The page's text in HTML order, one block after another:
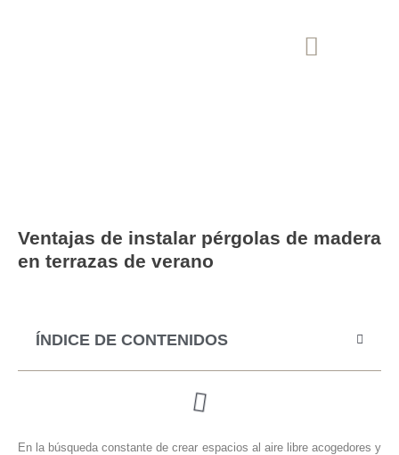
Ventajas de instalar pérgolas de madera
en terrazas de verano
ÍNDICE DE CONTENIDOS
En la búsqueda constante de crear espacios al aire libre acogedores y